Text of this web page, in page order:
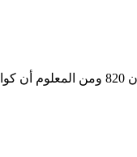
المنافسة الشديدة في سوق المعالجات يدفع بشركات الجوالات من انتاج